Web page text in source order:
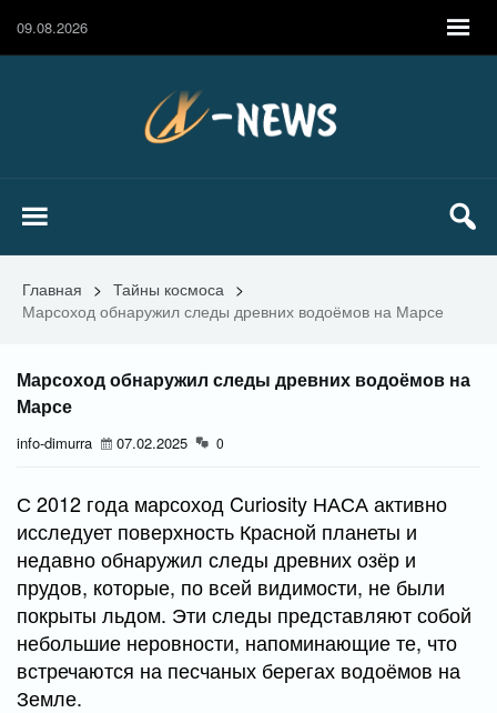
09.08.2026
Главная > Тайны космоса >
Марсоход обнаружил следы древних водоёмов на Марсе
Марсоход обнаружил следы древних водоёмов на
Марсе
info-dimurra 07.02.2025 0
С 2012 года марсоход Curiosity НАСА активно
исследует поверхность Красной планеты и
недавно обнаружил следы древних озёр и
прудов, которые, по всей видимости, не были
покрыты льдом. Эти следы представляют собой
небольшие неровности, напоминающие те, что
встречаются на песчаных берегах водоёмов на
Земле.